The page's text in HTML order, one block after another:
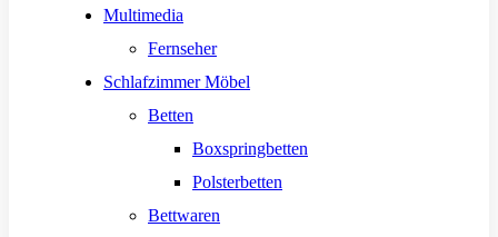
Multimedia
Fernseher
Schlafzimmer Möbel
Betten
Boxspringbetten
Polsterbetten
Bettwaren